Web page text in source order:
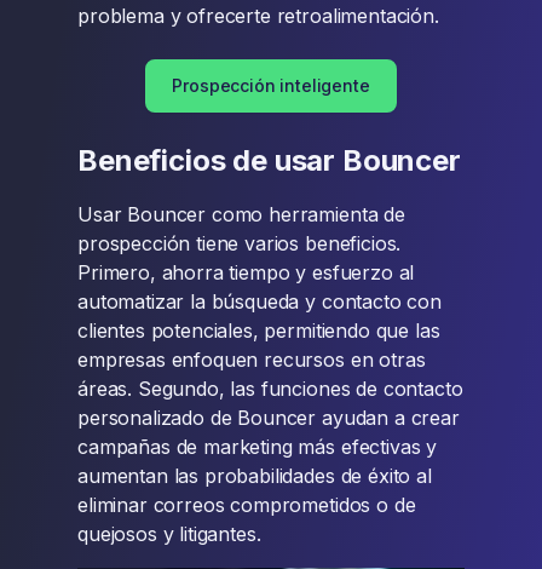
problema y ofrecerte retroalimentación.
Prospección inteligente
Beneficios de usar Bouncer
Usar Bouncer como herramienta de
prospección tiene varios beneficios.
Primero, ahorra tiempo y esfuerzo al
automatizar la búsqueda y contacto con
clientes potenciales, permitiendo que las
empresas enfoquen recursos en otras
áreas. Segundo, las funciones de contacto
personalizado de Bouncer ayudan a crear
campañas de marketing más efectivas y
aumentan las probabilidades de éxito al
eliminar correos comprometidos o de
quejosos y litigantes.